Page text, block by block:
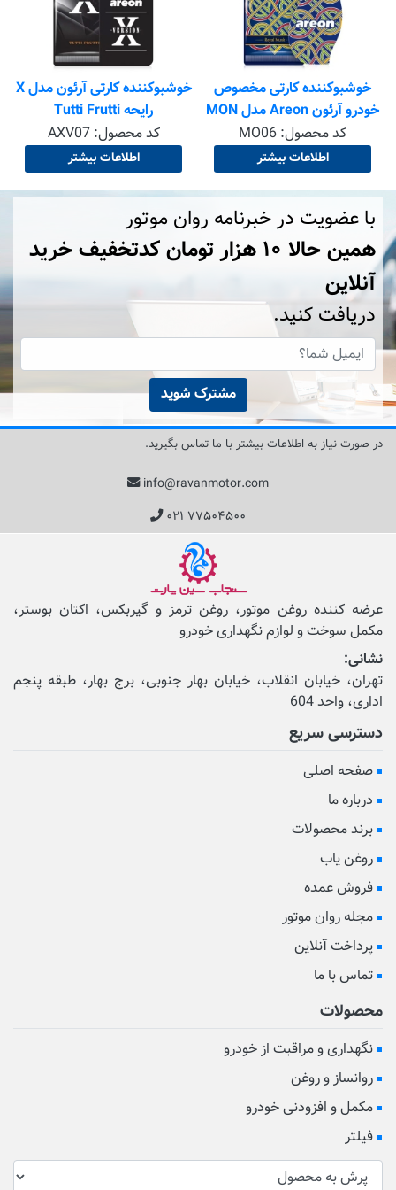
رایحه Tutti Frutti
کد محصول: AXV07
اطلاعات بیشتر
با عضویت در خبرنامه روان موتور
همین حالا ۱۰ هزار تومان کد‌تخفیف خرید
آنلاین
دریافت کنید.
مشترک شوید
در صورت نیاز به اطلاعات بیشتر با ما تماس بگیرید.
info@ravanmotor.com
۰۲۱ ۷۷۵۰۴۵۰۰
عرضه کننده روغن موتور، روغن ترمز و گیربکس، اکتان بوستر،
مکمل‌ سوخت و لوازم نگهداری خودرو
نشانی:
تهران، خیابان انقلاب، خیابان بهار جنوبی، برج بهار، طبقه پنجم
اداری، واحد 604
دسترسی سریع
صفحه اصلی
درباره ما
برند محصولات
روغن یاب
فروش عمده
مجله روان موتور
پرداخت آنلاین
تماس با ما
محصولات
نگهداری و مراقبت از خودرو
روانساز و روغن
مکمل و افزودنی خودرو
فیلتر